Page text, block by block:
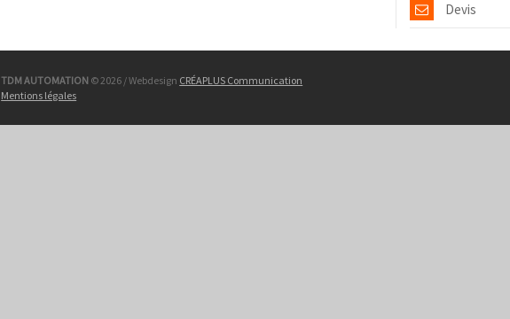
Devis
TDM AUTOMATION © 2026 / Webdesign CRÉAPLUS Communication
Mentions légales